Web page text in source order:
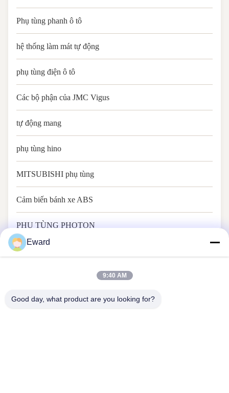
Phụ tùng phanh ô tô
hệ thống làm mát tự động
phụ tùng điện ô tô
Các bộ phận của JMC Vigus
tự động mang
phụ tùng hino
MITSUBISHI phụ tùng
Cảm biến bánh xe ABS
PHỤ TÙNG PHOTON
Eward
9:40 AM
Good day, what product are you looking for?